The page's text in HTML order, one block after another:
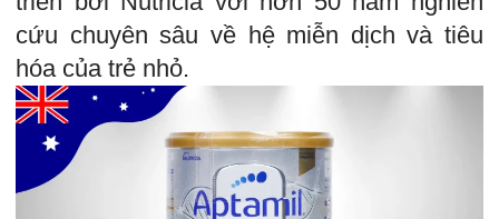
cứu chuyên sâu về hệ miễn dịch và tiêu
hóa của trẻ nhỏ.